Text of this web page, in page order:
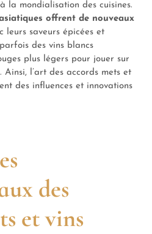
la mondialisation des cuisines.
offrent de nouveaux
leurs saveurs épicées et
des vins blancs
plus légers pour jouer sur
Ainsi, l’art des accords mets et
des influences et innovations
des
et vins